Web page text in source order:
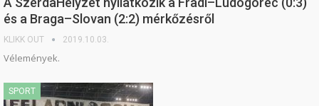
és a Braga–Slovan (2:2) mérkőzésről
KLIKK OUT 2019.10.03.
Vélemények.
SPORT